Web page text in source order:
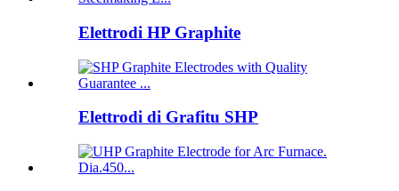
Elettrodi HP Graphite
Elettrodi di Grafitu SHP